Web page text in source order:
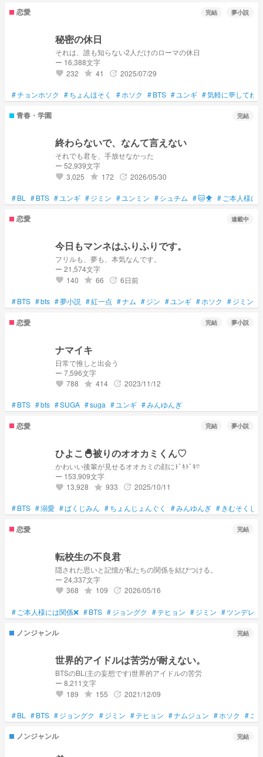
恋愛 完結 夢小説
秘密の休日
それは、誰も知らない2人だけのローマの休日
ー 16,388文字
favorite 232 grade 41 update 2025/07/29
#チョンホソク #ちょんほそく #ホソク #BTS # ユンギ #気軽に💬してね
青春・学園 完結
終わらないで、なんて言えない
それでも君を、手放せなかった
ー 52,939文字
favorite 3,025 grade 172 update 2026/05/30
#BL #BTS # ユンギ #ジミン # ユンミン #シュチム #🐱🐥 # ご本人様に
恋愛 連載中
今日もマンネはふりふりです。
フリルも、夢も、本気なんです。
ー 21,574文字
favorite 140 grade 66 update 6日前
#BTS #bts #夢小説 #紅一点 #ナム #ジン # ユンギ #ホソク #ジミン
恋愛 完結 夢小説
ナマイキ
日常で推しと出会う
ー 7,596文字
favorite 788 grade 414 update 2023/11/12
#BTS #bts #SUGA #suga # ユンギ #みんゆんぎ
恋愛 完結 夢小説
ひよこ🐣被りのオオカミくん♡
かわいい後輩が見せるオオカミの顔にﾄﾞｷﾄﾞｷ♡
ー 153,909文字
favorite 13,928 grade 933 update 2025/10/11
#BTS #溺愛 #ぱくじみん #ちょんじょんぐく #みんゆんぎ # きむそくじん
恋愛 完結
転校生の不良君
隠された思いと記憶が私たちの関係を結びつける。
ー 24,337文字
favorite 368 grade 109 update 2026/05/16
# ご本人様には関係❌ #BTS #ジョングク #テヒョン #ジミン #ツンデレ
ノンジャンル 完結
世界的アイドルは苦労が耐えない。
BTSのBL(主の妄想です)世界的アイドルの苦労
ー 8,211文字
favorite 189 grade 155 update 2021/12/09
#BL #BTS #ジョングク #ジミン #テヒョン #ナムジュン #ホソク # ユ
ノンジャンル 完結